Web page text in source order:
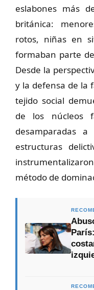
eslabones más
británica:
rotos, niñas en
formaban parte
Desde la
y la defensa de la
tejido social
de los núcleos
desamparadas
estructuras
método de